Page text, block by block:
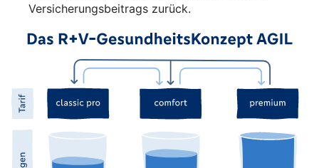
Versicherungsbeitrags zurück.